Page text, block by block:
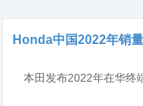
Honda中国2022年销